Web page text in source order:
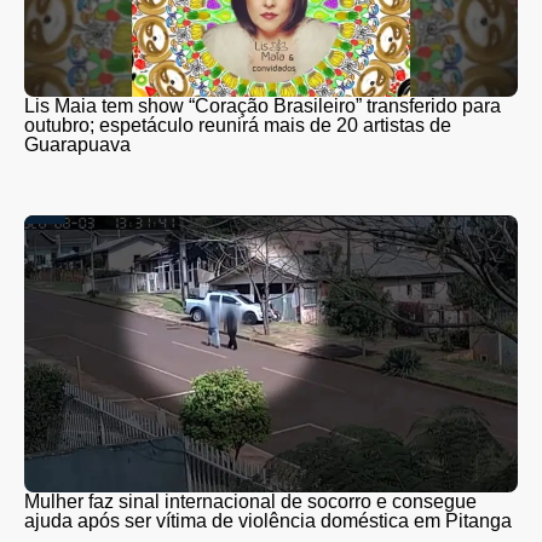
Lis Maia tem show “Coração Brasileiro” transferido para
outubro; espetáculo reunirá mais de 20 artistas de
Guarapuava
Mulher faz sinal internacional de socorro e consegue
ajuda após ser vítima de violência doméstica em Pitanga